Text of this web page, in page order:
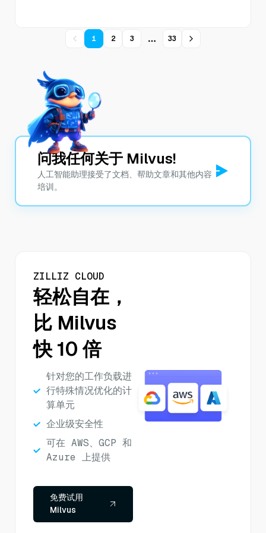
1 2 3 33
问我任何关于 Milvus!
人工智能助理接受了文档、帮助文章和其他内容
培训。
ZILLIZ CLOUD
轻松自在，
比 Milvus
快 10 倍
针对您的工作负载进
行特殊情况优化的计
算单元
企业级安全性
可在 AWS、GCP 和
Azure 上提供
免费试用
Milvus